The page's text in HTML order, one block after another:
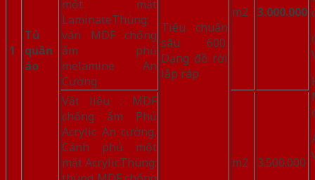
1
Tủ
quần
áo
Tiêu chuẩn
sâu 600.
Dạng đồ rời
lắp ráp
một mặt
LaminateThùng:
ván MDF chống
ẩm phủ
melamine An
Cường
m2 3.000.000
Vật liệu : MDF
chống ẩm Phủ
Acrylic An cường,
Cánh phủ một
mặt AcrylicThùng:
m2 3.500.000